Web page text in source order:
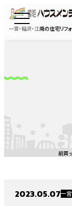
一宮・稲沢・江南の住宅リフ
前買
2023.05.07一